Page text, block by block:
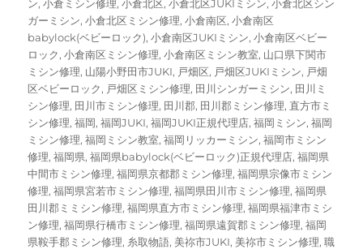
ン,小倉ミシン修理,小倉北区,小倉北区JUKIミシン,小倉北区シン
ガーミシン,小倉北区ミシン修理,小倉南区,小倉南区
babylock(ベビーロック),小倉南区JUKIミシン,小倉南区ベビー
ロック,小倉南区ミシン修理,小倉南区ミシン教室, 山口県下関市
ミシン修理, 山陽小野田市JUKI, 戸畑区, 戸畑区JUKIミシン, 戸畑
区ベビーロック, 戸畑区ミシン修理, 田川シンガーミシン, 田川ミ
シン修理, 田川市ミシン修理, 田川郡, 田川郡ミシン修理, 直方市ミ
シン修理,福岡,福岡JUKI,福岡JUKI正規代理店,福岡ミシン,福岡
ミシン修理,福岡ミシン教室,福岡リッカーミシン,福岡市ミシン
修理,福岡県,福岡県babylock(ベビーロック)正規代理店,福岡県
中間市ミシン修理,福岡県京都郡ミシン修理,福岡県宗像市ミシン
修理,福岡県宮若市ミシン修理,福岡県田川市ミシン修理,福岡県
田川郡ミミシン修理,福岡県直方市ミシン修理,福岡県福津市ミシ
ン修理,福岡県行橋市ミシン修理,福岡県遠賀郡ミシン修理,福岡
県鞍手郡ミシン修理, 糸取物語, 美祢市JUKI, 美祢市ミシン修理,職